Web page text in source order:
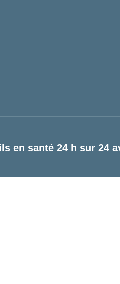
en santé 24 h sur 24